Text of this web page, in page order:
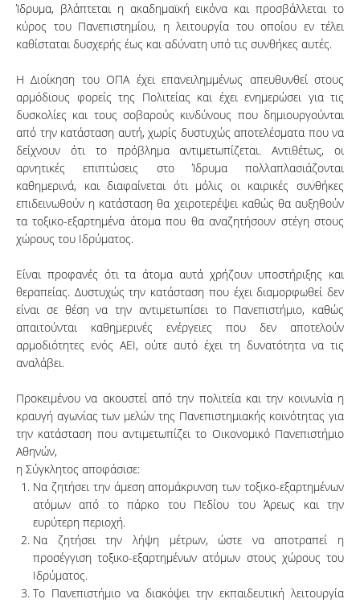
Ίδρυμα, βλάπτεται η ακαδημαϊκή εικόνα και προσβάλλεται το
κύρος του Πανεπιστημίου, η λειτουργία του οποίου εν τέλει
καθίσταται δυσχερής έως και αδύνατη υπό τις συνθήκες αυτές.
Η Διοίκηση του ΟΠΑ έχει επανειλημμένως απευθυνθεί στους
αρμόδιους φορείς της Πολιτείας και έχει ενημερώσει για τις
δυσκολίες και τους σοβαρούς κινδύνους που δημιουργούνται
από την κατάσταση αυτή, χωρίς δυστυχώς αποτελέσματα που να
δείχνουν ότι το πρόβλημα αντιμετωπίζεται. Αντιθέτως, οι
αρνητικές επιπτώσεις στο Ίδρυμα πολλαπλασιάζονται
καθημερινά, και διαφαίνεται ότι μόλις οι καιρικές συνθήκες
επιδεινωθούν η κατάσταση θα χειροτερέψει καθώς θα αυξηθούν
τα τοξικο-εξαρτημένα άτομα που θα αναζητήσουν στέγη στους
χώρους του Ιδρύματος.
Είναι προφανές ότι τα άτομα αυτά χρήζουν υποστήριξης και
θεραπείας. Δυστυχώς την κατάσταση που έχει διαμορφωθεί δεν
είναι σε θέση να την αντιμετωπίσει το Πανεπιστήμιο, καθώς
απαιτούνται καθημερινές ενέργειες που δεν αποτελούν
αρμοδιότητες ενός ΑΕΙ, ούτε αυτό έχει τη δυνατότητα να τις
αναλάβει.
Προκειμένου να ακουστεί από την πολιτεία και την κοινωνία η
κραυγή αγωνίας των μελών της Πανεπιστημιακής κοινότητας για
την κατάσταση που αντιμετωπίζει το Οικονομικό Πανεπιστήμιο
Αθηνών,
η Σύγκλητος αποφάσισε:
Να ζητήσει την άμεση απομάκρυνση των τοξικο-εξαρτημένων
ατόμων από το πάρκο του Πεδίου του Άρεως και την
ευρύτερη περιοχή.
Να ζητήσει την λήψη μέτρων, ώστε να αποτραπεί η
προσέγγιση τοξικο-εξαρτημένων ατόμων στους χώρους του
Ιδρύματος.
Το Πανεπιστήμιο να διακόψει την εκπαιδευτική λειτουργία